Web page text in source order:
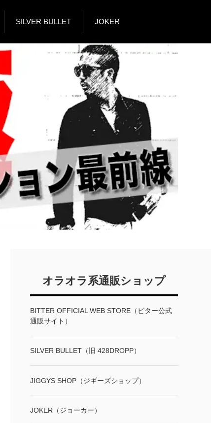
SILVER BULLET JOKER
オラオラ系通販ショップ
BITTER OFFICIAL WEB STORE（ビター公式
通販サイト）
SILVER BULLET（旧 428DROPP）
JIGGYS SHOP（ジギーズショップ）
JOKER（ジョーカー）